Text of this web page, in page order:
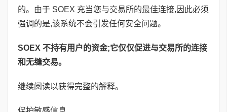
的。由于 SOEX 充当您与交易所的最佳连接,因此必须
强调的是,该系统不会引发任何安全问题。
SOEX 不持有用户的资金;它仅仅促进与交易所的连接
和无缝交易。
继续阅读以获得完整的解释。